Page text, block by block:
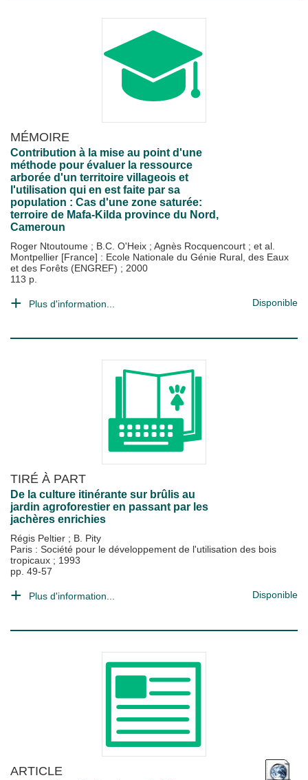
MÉMOIRE
Contribution à la mise au point d'une
méthode pour évaluer la ressource
arborée d'un territoire villageois et
l'utilisation qui en est faite par sa
population : Cas d'une zone saturée:
terroire de Mafa-Kilda province du Nord,
Cameroun
Roger Ntoutoume ; B.C. O'Heix ; Agnès Rocquencourt ; et al.
Montpellier [France] : Ecole Nationale du Génie Rural, des Eaux
et des Forêts (ENGREF) ; 2000
113 p.
Plus d'information... Disponible
TIRÉ À PART
De la culture itinérante sur brûlis au
jardin agroforestier en passant par les
jachères enrichies
Régis Peltier ; B. Pity
Paris : Société pour le développement de l'utilisation des bois
tropicaux ; 1993
pp. 49-57
Plus d'information... Disponible
ARTICLE